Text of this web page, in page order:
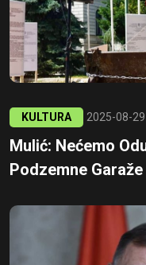
KULTURA 2025-08-29
Mulić: Nećemo
Podzemne